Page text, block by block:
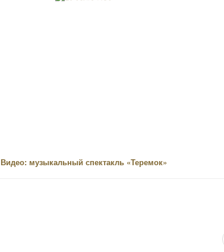
Видео: музыкальный спектакль «Теремок»